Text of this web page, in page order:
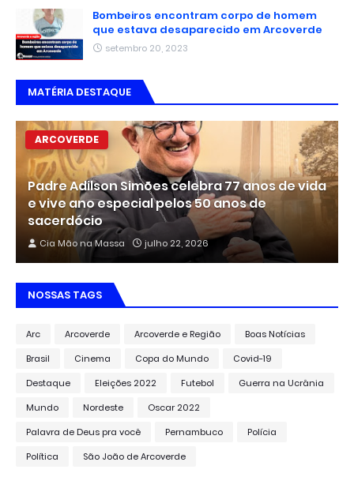
Bombeiros encontram corpo de homem
que estava desaparecido em Arcoverde
setembro 20, 2023
MATÉRIA DESTAQUE
ARCOVERDE
Padre Adilson Simões celebra 77 anos de vida
e vive ano especial pelos 50 anos de
sacerdócio
Cia Mão na Massa julho 22, 2026
NOSSAS TAGS
Arc Arcoverde Arcoverde e Região
Boas Notícias
Brasil
Cinema Copa do Mundo
Covid-19
Destaque
Eleições 2022 Futebol
Guerra na Ucrânia
Mundo
Nordeste
Oscar 2022
Palavra de Deus pra você
Pernambuco
Polícia
Política
São João de Arcoverde